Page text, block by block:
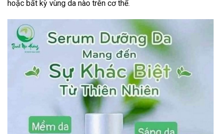
hoặc bất kỳ vùng da nào trên cơ thể.